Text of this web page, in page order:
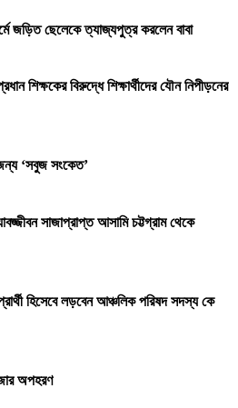
জড়িত ছেলেকে ত্যাজ্যপুত্র করলেন বাবা
শিক্ষকের বিরুদ্ধে শিক্ষার্থীদের যৌন নিপীড়নের
‘সবুজ সংকেত’
সাজাপ্রাপ্ত আসামি চট্টগ্রাম থেকে
হিসেবে লড়বেন আঞ্চলিক পরিষদ সদস্য কে
অপহরণ